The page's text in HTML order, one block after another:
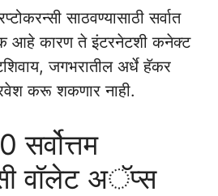
साठवण्यासाठी सर्वात
एक आहे कारण ते इंटरनेटशी कनेक्ट
जगभरातील अर्धे हॅकर
करू शकणार नाही.
सर्वोत्तम
वॉलेट अॅप्स